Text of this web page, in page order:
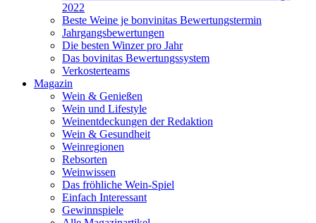
2022
Beste Weine je bonvinitas Bewertungstermin
Jahrgangsbewertungen
Die besten Winzer pro Jahr
Das bovinitas Bewertungssystem
Verkosterteams
Magazin
Wein & Genießen
Wein und Lifestyle
Weinentdeckungen der Redaktion
Wein & Gesundheit
Weinregionen
Rebsorten
Weinwissen
Das fröhliche Wein-Spiel
Einfach Interessant
Gewinnspiele